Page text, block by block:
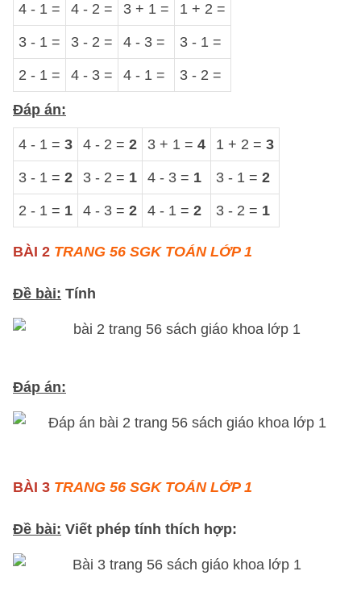
4 - 1 = 4 - 2 = 3 + 1 = 1 + 2 =
3 - 1 = 3 - 2 = 4 - 3 = 3 - 1 =
2 - 1 = 4 - 3 = 4 - 1 = 3 - 2 =
Đáp án:
4 - 1 = 3 4 - 2 = 2 3 + 1 = 4 1 + 2 = 3
3 - 1 = 2 3 - 2 = 1 4 - 3 = 1 3 - 1 = 2
2 - 1 = 1 4 - 3 = 2 4 - 1 = 2 3 - 2 = 1
BÀI 2 TRANG 56 SGK TOÁN LỚP 1
Đề bài: Tính
Đáp án:
BÀI 3 TRANG 56 SGK TOÁN LỚP 1
Đề bài: Viết phép tính thích hợp: